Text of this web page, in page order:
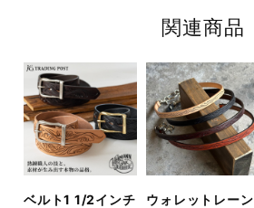
関連商品
ベルト1 1/2インチ
ウォレットレーン